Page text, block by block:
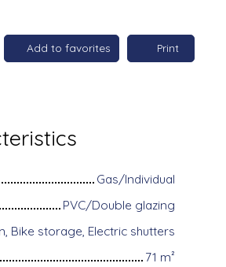
Add to favorites Print
Gas/Individual
PVC/Double glazing
Bike storage, Electric shutters
71 m²